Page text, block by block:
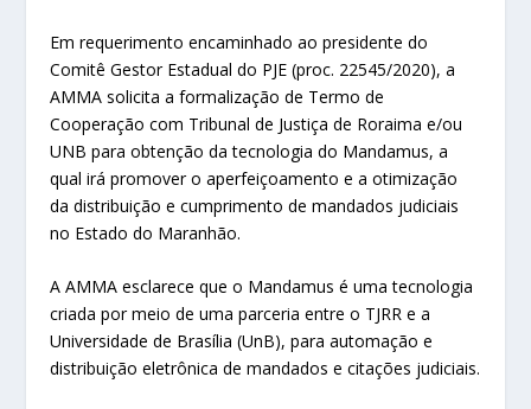
Em requerimento encaminhado ao presidente do
Comitê Gestor Estadual do PJE (proc. 22545/2020), a
AMMA solicita a formalização de Termo de
Cooperação com Tribunal de Justiça de Roraima e/ou
UNB para obtenção da tecnologia do Mandamus, a
qual irá promover o aperfeiçoamento e a otimização
da distribuição e cumprimento de mandados judiciais
no Estado do Maranhão.
A AMMA esclarece que o Mandamus é uma tecnologia
criada por meio de uma parceria entre o TJRR e a
Universidade de Brasília (UnB), para automação e
distribuição eletrônica de mandados e citações judiciais.